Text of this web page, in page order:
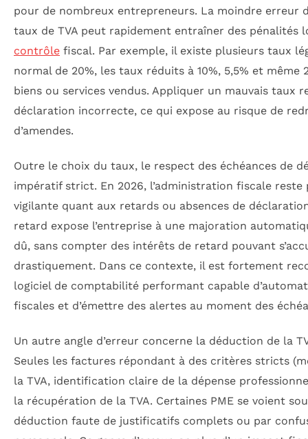
pour de nombreux entrepreneurs. La moindre erreur
taux de TVA peut rapidement entraîner des pénalités
contrôle fiscal. Par exemple, il existe plusieurs taux
normal de 20%, les taux réduits à 10%, 5,5% et même
biens ou services vendus. Appliquer un mauvais taux
déclaration incorrecte, ce qui expose au risque de
d’amendes.
Outre le choix du taux, le respect des échéances de
impératif strict. En 2026, l’administration fiscale
vigilante quant aux retards ou absences de
retard expose l’entreprise à une majoration
dû, sans compter des intérêts de retard pouvant
drastiquement. Dans ce contexte, il est fortement
logiciel de comptabilité performant capable
fiscales et d’émettre des alertes au moment des
Un autre angle d’erreur concerne la déduction de la
Seules les factures répondant à des critères stricts
la TVA, identification claire de la dépense
la récupération de la TVA. Certaines PME se voient
déduction faute de justificatifs complets ou par